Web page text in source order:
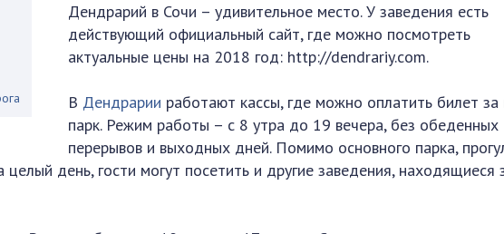
Дендрарий в Сочи – удивительное место. У заведения есть
действующий официальный сайт, где можно посмотреть
актуальные цены на 2018 год: http://dendrariy.com.
В Дендрарии работают кассы, где можно оплатить билет за
парк. Режим работы – с 8 утра до 19 вечера, без обеденных
перерывов и выходных дней. Помимо основного парка,
целый день, гости могут посетить и другие заведения, находящиеся